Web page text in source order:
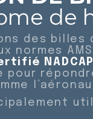
de
des
normes
NADCAP
pour